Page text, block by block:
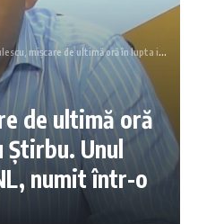
de ultimă oră în lupta internă cu Știrbu. Unul dintre primarii PNL, numit într-o funcție-cheie
de ultimă oră
Unul
numit într-o